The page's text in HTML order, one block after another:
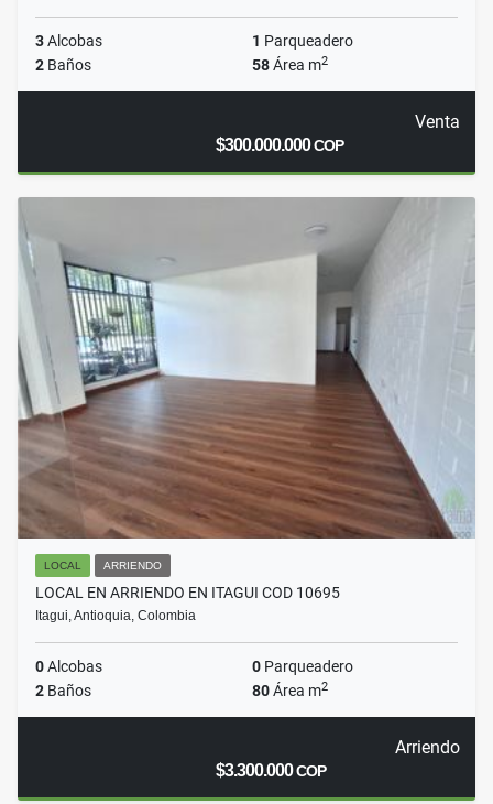
3Alcobas 1 Parqueadero
2 Baños 58Área m2
Venta
$300.000.000COP
LOCAL ARRIENDO
LOCAL EN ARRIENDO EN ITAGUI COD 10695
Itagui, Antioquia, Colombia
0Alcobas 0 Parqueadero
2 Baños 80Área m2
Arriendo
$3.300.000COP